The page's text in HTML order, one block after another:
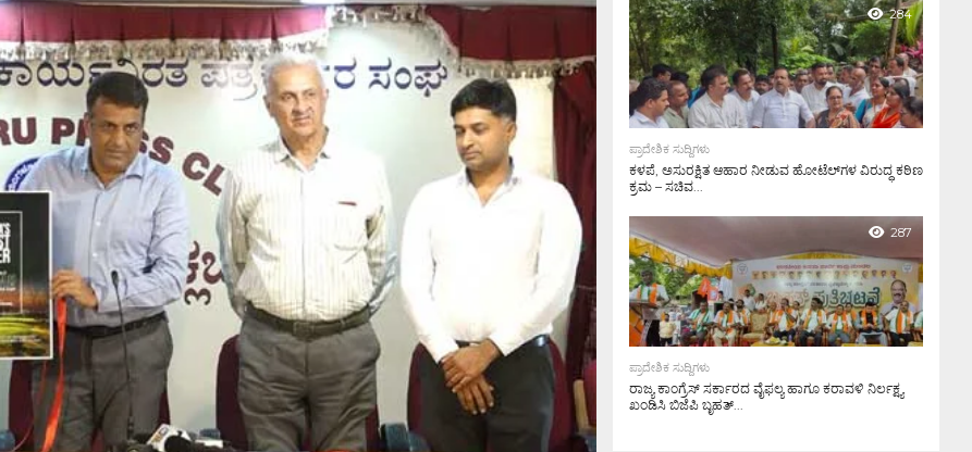
284
ಪ್ರಾದೇಶಿಕ ಸುದ್ದಿಗಳು
ಕಳಪೆ, ಅಸುರಕ್ಷಿತ ಆಹಾರ ನೀಡುವ ಹೋಟೆಲ್‌ಗಳ ವಿರುದ್ಧ ಕಠಿಣ
ಕ್ರಮ – ಸಚಿವ...
287
ಪ್ರಾದೇಶಿಕ ಸುದ್ದಿಗಳು
ರಾಜ್ಯ ಕಾಂಗ್ರೆಸ್ ಸರ್ಕಾರದ ವೈಫಲ್ಯ ಹಾಗೂ ಕರಾವಳಿ ನಿರ್ಲಕ್ಷ್ಯ
ಖಂಡಿಸಿ ಬಿಜೆಪಿ ಬೃಹತ್...